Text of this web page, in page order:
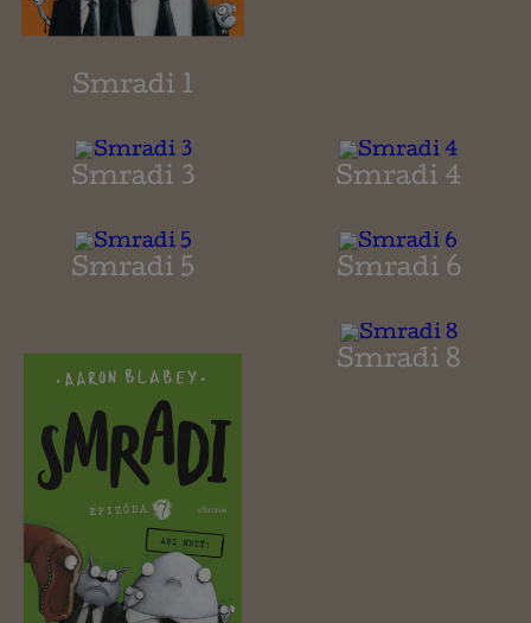
Smradi 1
Smradi 3 Smradi 4
Smradi 5 Smradi 6
Smradi 8